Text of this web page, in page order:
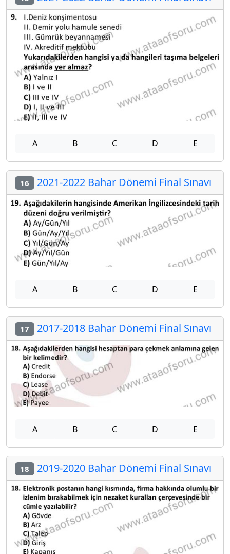
A B C D E
16 2021-2022 Bahar Dönemi Final Sınavı
A B C D E
17 2017-2018 Bahar Dönemi Final Sınavı
A B C D E
18 2019-2020 Bahar Dönemi Final Sınavı